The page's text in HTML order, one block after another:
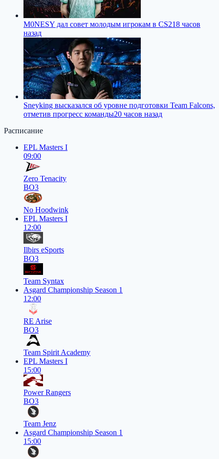
M0NESY дал совет молодым игрокам в CS218 часов
назад
Sneyking высказался об уровне подготовки Team Falcons,
отметив прогресс команды20 часов назад
Расписание
EPL Masters I
09:00
Zero Tenacity
BO3
No Hoodwink
EPL Masters I
12:00
Ilbirs eSports
BO3
Team Syntax
Asgard Championship Season 1
12:00
RE Arise
BO3
Team Spirit Academy
EPL Masters I
15:00
Power Rangers
BO3
Team Jenz
Asgard Championship Season 1
15:00